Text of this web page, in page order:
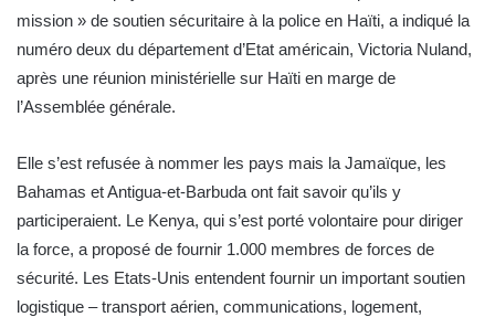
mission » de soutien sécuritaire à la police en Haïti, a indiqué la
numéro deux du département d’Etat américain, Victoria Nuland,
après une réunion ministérielle sur Haïti en marge de
l’Assemblée générale.
Elle s’est refusée à nommer les pays mais la Jamaïque, les
Bahamas et Antigua-et-Barbuda ont fait savoir qu’ils y
participeraient. Le Kenya, qui s’est porté volontaire pour diriger
la force, a proposé de fournir 1.000 membres de forces de
sécurité. Les Etats-Unis entendent fournir un important soutien
logistique – transport aérien, communications, logement,